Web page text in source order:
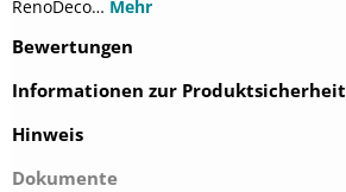
RenoDeco… Mehr
Bewertungen
Informationen zur Produktsicherheit
Hinweis
Dokumente